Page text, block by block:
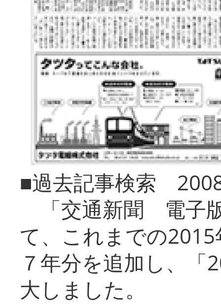
■過去記事検索
「交通新聞 電子
て、これまでの
７年分を追加し、「
大しまし